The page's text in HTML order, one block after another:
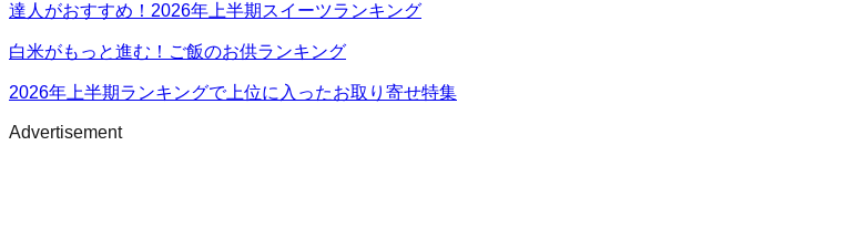
達人がおすすめ！2026年上半期スイーツランキング
白米がもっと進む！ご飯のお供ランキング
2026年上半期ランキングで上位に入ったお取り寄せ特集
Advertisement